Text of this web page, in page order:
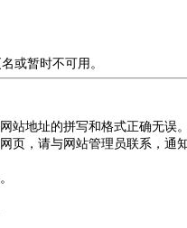
或暂时不可用。
站地址的拼写和格式正确无误
页，请与网站管理员联系，通